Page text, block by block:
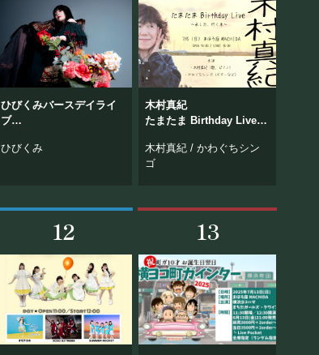
©Mahoroza. All Rights Reserved.
ひびくみバースデイライ
ブ
ひびくみ
木村真紀
たまたま Birthday Live
木村真紀 / かわぐちシン
ゴ
12 13